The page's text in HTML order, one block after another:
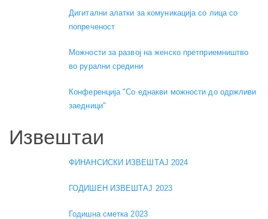
Дигитални алатки за комуникација со лица со
попреченост
Можности за развој на женско претприемништво
во рурални средини
Конференција "Со еднакви можности до одржливи
заедници"
Извештаи
ФИНАНСИСКИ ИЗВЕШТАЈ 2024
ГОДИШЕН ИЗВЕШТАЈ 2023
Годишна сметка 2023